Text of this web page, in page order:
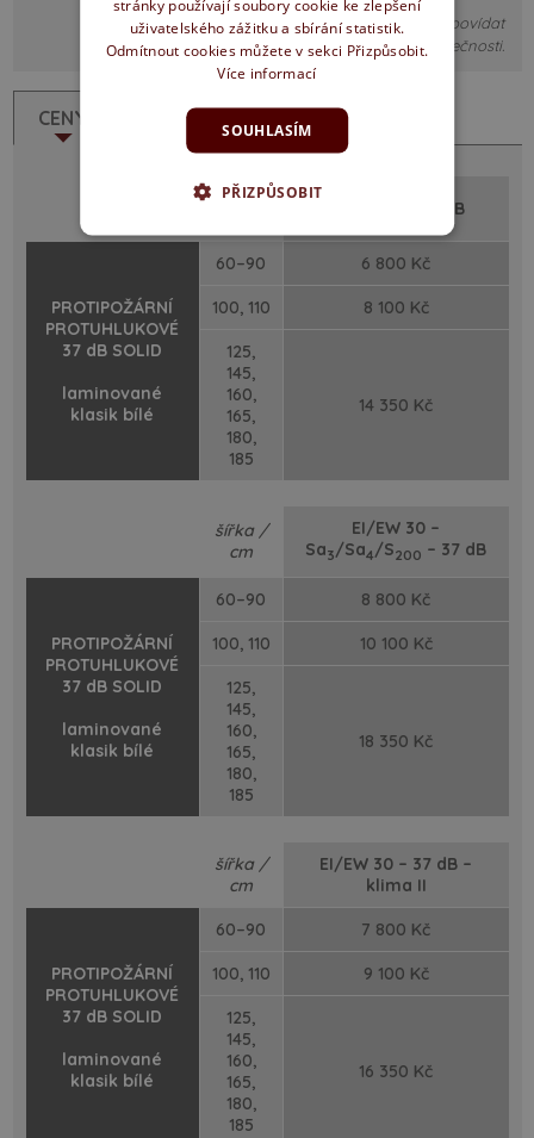
Obrázky jsou pouze ilustrativní, nemusí detailně odpovídat
skutečnosti.
CENY POPIS
šířka /
EI/EW 30 – 37 dB
PROTIPOŽÁRNÍ
PROTUHLUKOVÉ
37 dB SOLID
laminované
klasik bílé
60–90 6 800 Kč
100, 110 8 100 Kč
125,
145,
160,
165,
180,
185
14 350 Kč
šířka /
cm
EI/EW 30 –
Sa3/Sa4/S200 – 37 dB
PROTIPOŽÁRNÍ
PROTUHLUKOVÉ
37 dB SOLID
laminované
klasik bílé
60–90 8 800 Kč
100, 110 10 100 Kč
125,
145,
160,
165,
180,
185
18 350 Kč
šířka /
cm
EI/EW 30 – 37 dB –
klima II
PROTIPOŽÁRNÍ
PROTUHLUKOVÉ
37 dB SOLID
laminované
klasik bílé
60–90 7 800 Kč
100, 110 9 100 Kč
125,
145,
160,
165,
180,
185
16 350 Kč
stránky používají soubory cookie ke zlepšení
uživatelského zážitku a sbírání statistik.
Odmítnout cookies můžete v sekci Přizpůsobit.
Více informací
SOUHLASÍM
PŘIZPŮSOBIT